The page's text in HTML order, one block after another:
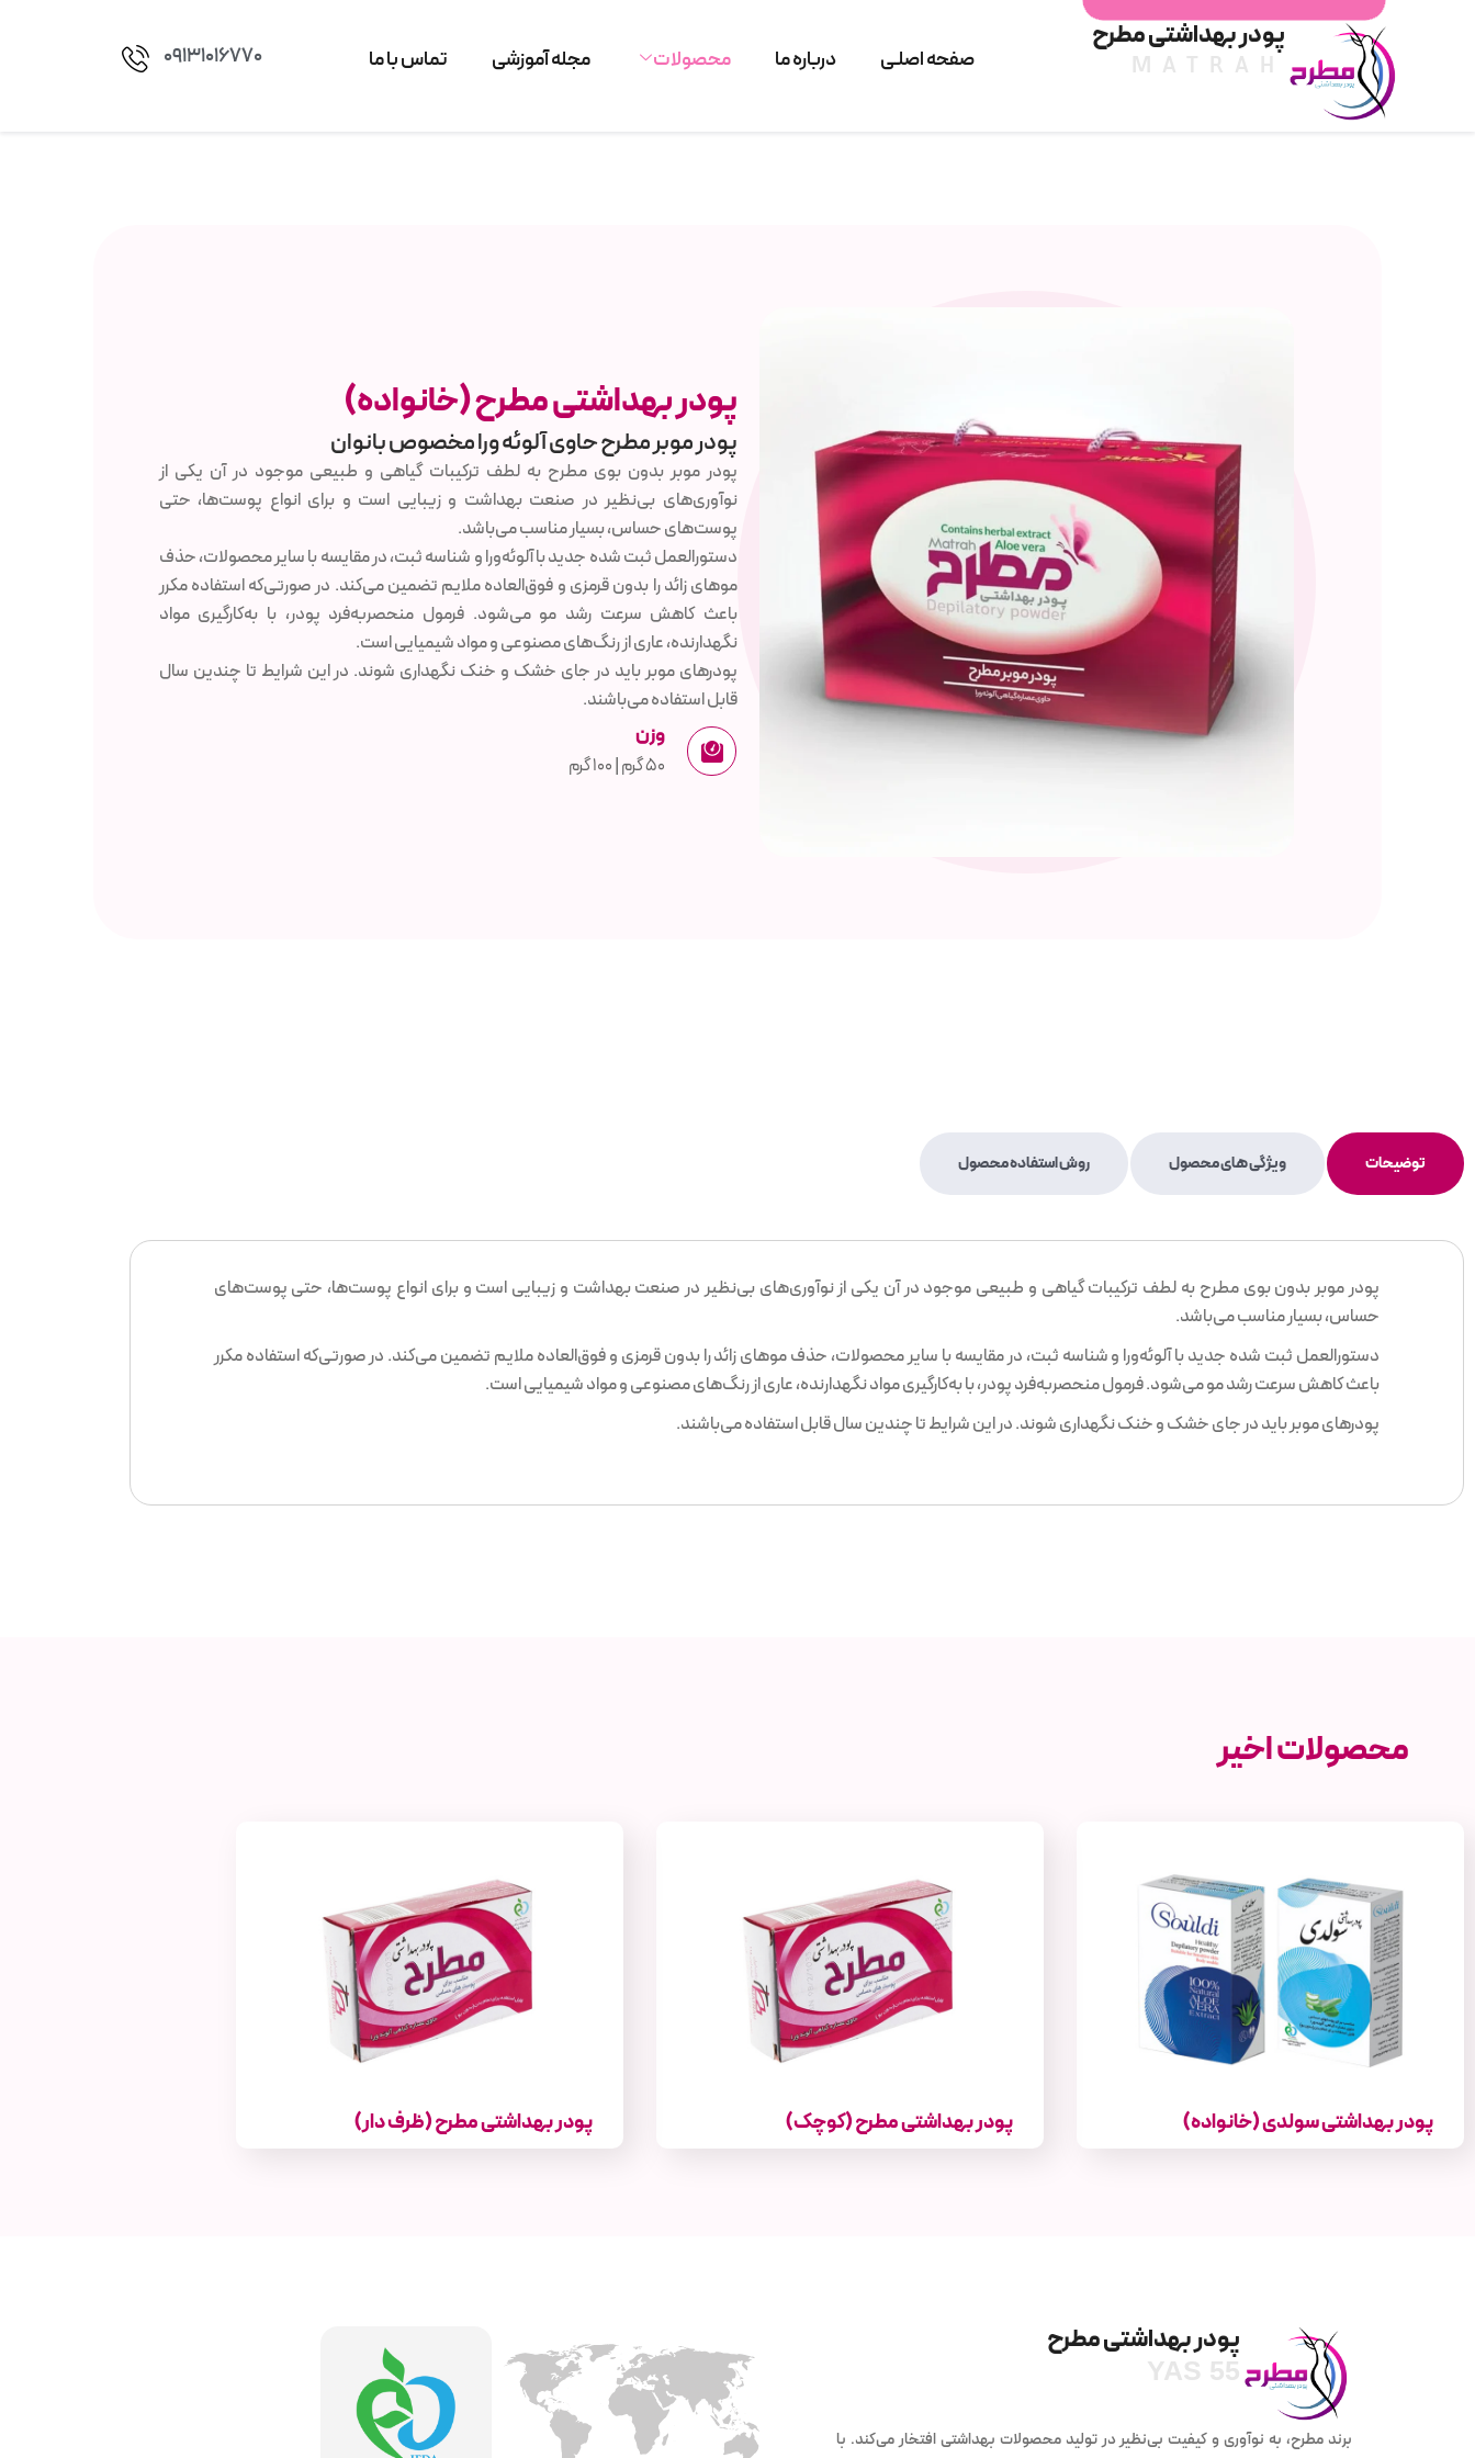
پودر بهداشتی مطرح
MATRAH صفحه اصلـی درباره ما محصولات مجله آموزشی تماس با ما 09131016770
پودر بهداشتی مطرح (خانواده)
پودر موبر مطرح حاوی آلوئه ورا مخصوص بانوان
پودر موبر بدون بوی مطرح به لطف ترکیبات گیاهی و طبیعی موجود در آن یکی از
نوآوری‌های بی‌نظیر در صنعت بهداشت و زیبایی است و برای انواع پوست‌ها، حتی
پوست‌های حساس، بسیار مناسب می‌باشد.
دستورالعمل ثبت شده جدید با آلوئه‌ورا و شناسه ثبت، در مقایسه با سایر محصولات، حذف
موهای زائد را بدون قرمزی و فوق‌العاده ملایم تضمین می‌کند. در صورتی‌که استفاده مکرر
باعث کاهش سرعت رشد مو می‌شود. فرمول منحصربه‌فرد پودر، با به‌کارگیری مواد
نگهدارنده، عاری از رنگ‌های مصنوعی و مواد شیمیایی است.
پودرهای موبر باید در جای خشک و خنک نگهداری شوند. در این شرایط تا چندین سال
قابل استفاده می‌باشند.
وزن
50 گرم | 100 گرم
توضیحات ویژگی های محصول روش استفاده محصول
پودر موبر بدون بوی مطرح به لطف ترکیبات گیاهی و طبیعی موجود در آن یکی از نوآوری‌های بی‌نظیر در صنعت بهداشت و زیبایی است و برای انواع پوست‌ها، حتی پوست‌های
حساس، بسیار مناسب می‌باشد.
دستورالعمل ثبت شده جدید با آلوئه‌ورا و شناسه ثبت، در مقایسه با سایر محصولات، حذف موهای زائد را بدون قرمزی و فوق‌العاده ملایم تضمین می‌کند. در صورتی‌که استفاده مکرر
باعث کاهش سرعت رشد مو می‌شود. فرمول منحصربه‌فرد پودر، با به‌کارگیری مواد نگهدارنده، عاری از رنگ‌های مصنوعی و مواد شیمیایی است.
پودرهای موبر باید در جای خشک و خنک نگهداری شوند. در این شرایط تا چندین سال قابل استفاده می‌باشند.
محصولات اخیر
پودر بهداشتی سولدی (خانواده) پودر بهداشتی مطرح (کوچک) پودر بهداشتی مطرح (ظرف دار)
پودر بهداشتی مطرح
YAS 55
برند مطرح، به نوآوری و کیفیت بی‌نظیر در تولید محصولات بهداشتی افتخار می‌کند. با